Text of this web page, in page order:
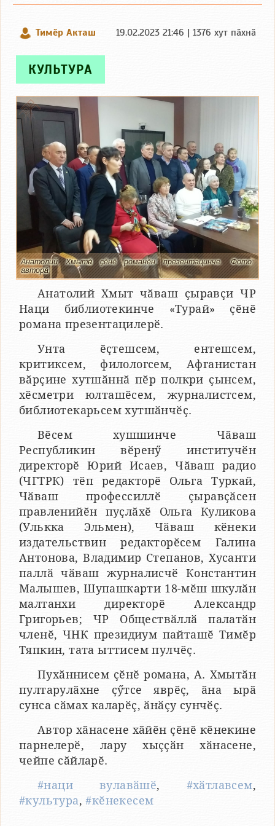
Тимӗр Акташ 19.02.2023 21:46 | 1376 хут пӑхнӑ
КУЛЬТУРА
Анатолий Хмытӑн ҫӗнӗ романӗн презентацинче. Фото:
авторӑн
Анатолий Хмыт чӑваш ҫыравҫи ЧР
Наци библиотекинче «Турай» ҫӗнӗ
романа презентацилерӗ.
Унта ӗҫтешсем, ентешсем,
критиксем, филологсем, Афганистан
вӑрҫине хутшӑннӑ пӗр полкри ҫынсем,
хӗсметри юлташӗсем, журналистсем,
библиотекарьсем хутшӑнчӗҫ.
Вӗсем хушшинче Чӑваш
Республикин вӗренӳ институчӗн
директорӗ Юрий Исаев, Чӑваш радио
(ЧГТРК) тӗп редакторӗ Ольга Туркай,
Чӑваш профессиллӗ ҫыравҫӑсен
правленийӗн пуҫлӑхӗ Ольга Куликова
(Улькка Эльмен), Чӑваш кӗнеки
издательствин редакторӗсем Галина
Антонова, Владимир Степанов, Хусанти
паллӑ чӑваш журналисчӗ Константин
Малышев, Шупашкарти 18-мӗш шкулӑн
малтанхи директорӗ Александр
Григорьев; ЧР Обществӑллӑ палатӑн
членӗ, ЧНК президиум пайташӗ Тимӗр
Тяпкин, тата ыттисем пулчӗҫ.
Пухӑннисем ҫӗнӗ романа, А. Хмытӑн
пултарулӑхне ҫӳтсе яврӗҫ, ӑна ырӑ
сунса сӑмах каларӗҫ, ӑнӑҫу сунчӗҫ.
Автор хӑнасене хӑйӗн ҫӗнӗ кӗнекине
парнелерӗ, лару хыҫҫӑн хӑнасене,
чейпе сӑйларӗ.
#наци вулавӑшӗ, #хӑтлавсем,
#культура,#кӗнекесем